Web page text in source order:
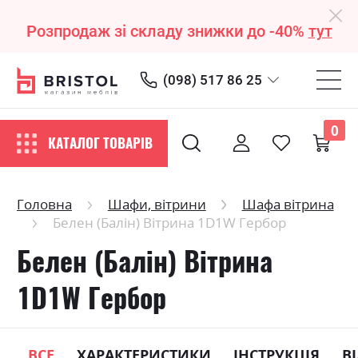
Розпродаж зі складу знижки до -40% тут
(098) 517 86 25
КАТАЛОГ ТОВАРІВ
0
Головна Шафи, вітрини
Шафа вітрина
Белен (Балін) Вітрина 1D1W Гербор
Белен (Балін) Вітрина
1D1W Гербор